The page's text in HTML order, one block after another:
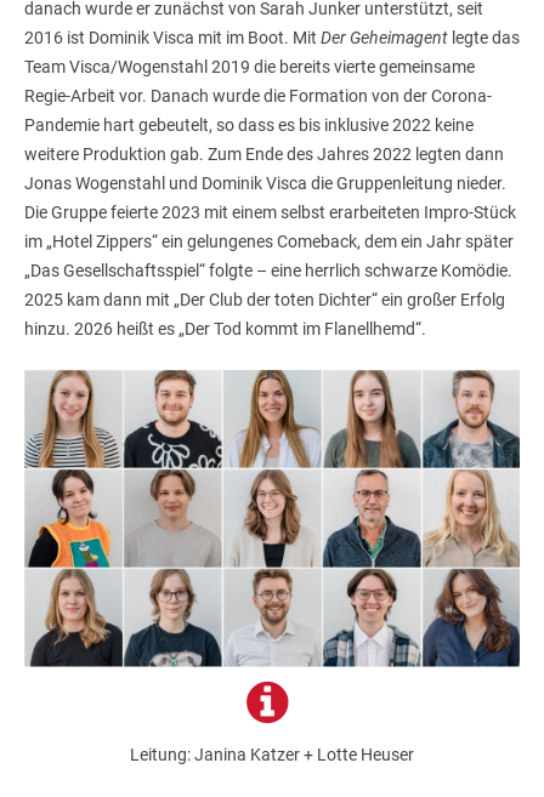
danach wurde er zunächst von Sarah Junker unterstützt, seit
2016 ist Dominik Visca mit im Boot. Mit Der Geheimagentlegte das
Team Visca/Wogenstahl 2019 die bereits vierte gemeinsame
Regie-Arbeit vor. Danach wurde die Formation von der Corona-
Pandemie hart gebeutelt, so dass es bis inklusive 2022 keine
weitere Produktion gab. Zum Ende des Jahres 2022 legten dann
Jonas Wogenstahl und Dominik Visca die Gruppenleitung nieder.
Die Gruppe feierte 2023 mit einem selbst erarbeiteten Impro-Stück
im „Hotel Zippers“ ein gelungenes Comeback, dem ein Jahr später
„Das Gesellschaftsspiel“ folgte – eine herrlich schwarze Komödie.
2025 kam dann mit „Der Club der toten Dichter“ ein großer Erfolg
hinzu. 2026 heißt es „Der Tod kommt im Flanellhemd“.
Leitung: Janina Katzer + Lotte Heuser